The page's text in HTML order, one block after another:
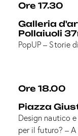
Ore 17.30
Galleria
Pollaiuoli
PopUP – Storie
Ore 18.00
Piazza
Design nautico
per il futuro? –